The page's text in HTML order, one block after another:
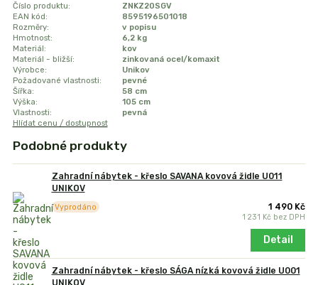
Číslo produktu:
ZNKZ20SGV
EAN kód:
8595196501018
Rozměry:
v popisu
Hmotnost:
6,2 kg
Materiál:
kov
Materiál - bližší:
zinkovaná ocel/komaxit
Výrobce:
Unikov
Požadované vlastnosti:
pevné
Šířka:
58 cm
Výška:
105 cm
Vlastnosti:
pevná
Hlídat cenu / dostupnost
Podobné produkty
Zahradní nábytek - křeslo SAVANA kovová židle U011
UNIKOV
1 490 Kč
1 231 Kč bez DPH
Vyprodáno
Detail
Zahradní nábytek - křeslo SÁGA nízká kovová židle U001
UNIKOV